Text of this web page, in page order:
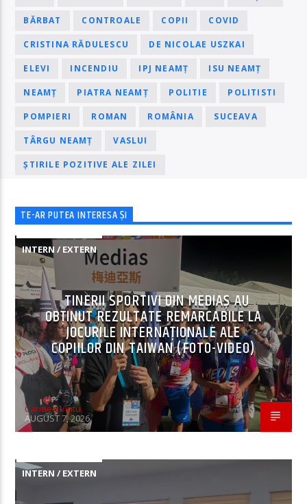
BĂRBAT CONTROALE COPII COVID
CRISTINA RĂDULESCU DE NICOLAE USZKAI
ELEVI INCENDIU IPJ NEAMȚ ISU NEAMȚ
NEAMȚ PIATRA NEAMȚ POLITIE POLITISTI
POMPIERI ROMAN ROMÂNIA SUCEAVA
TÂRGU NEAMȚ VASLUI
ȘTIRILE POZITIVE ALE ZILEI
TE-AR PUTEA INTERESA ȘI
INTERN / EXTERN
TINERII SPORTIVI DIN MEDIAȘ AU
OBȚINUT REZULTATE REMARCABILE LA
JOCURILE INTERNAȚIONALE ALE
COPIILOR DIN TAIWAN (FOTO-VIDEO)
Carmen Vintu
AUGUST 7, 2026
INTERN / EXTERN